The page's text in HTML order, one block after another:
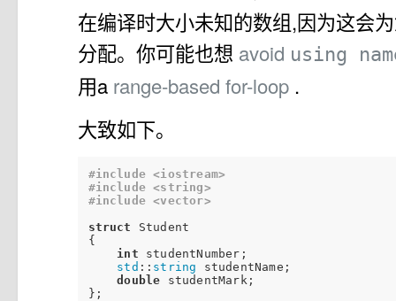
在编译时大小未知的数组,因为这会
分配。你可能也想 avoid using
用a range-based for-loop .
大致如下。
#include <iostream>
#include <string>
#include <vector>
struct
Student
{
int studentNumber;
std :: string studentName;
double studentMark;
};